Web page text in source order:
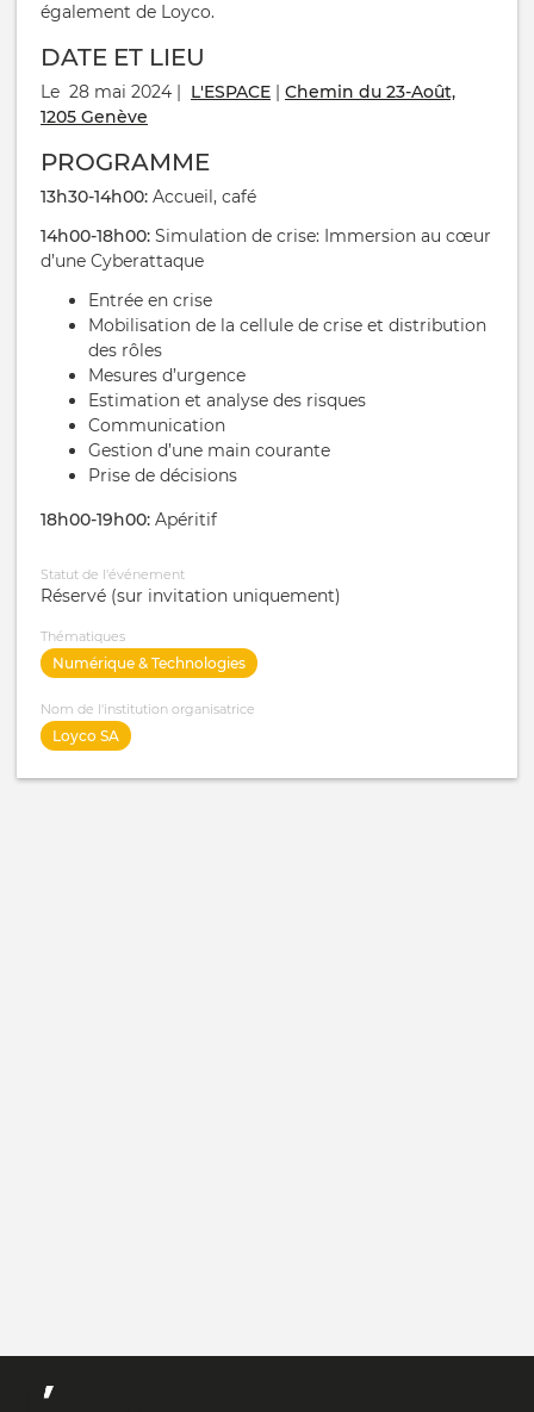
également de Loyco.
DATE ET LIEU
Le 28 mai 2024 | L'ESPACE | Chemin du 23-Août,
1205 Genève
PROGRAMME
13h30-14h00: Accueil, café
14h00-18h00: Simulation de crise: Immersion au cœur
d’une Cyberattaque
Entrée en crise
Mobilisation de la cellule de crise et distribution
des rôles
Mesures d’urgence
Estimation et analyse des risques
Communication
Gestion d’une main courante
Prise de décisions
18h00-19h00: Apéritif
Statut de l'événement
Réservé (sur invitation uniquement)
Thématiques
Numérique & Technologies
Nom de l'institution organisatrice
Loyco SA